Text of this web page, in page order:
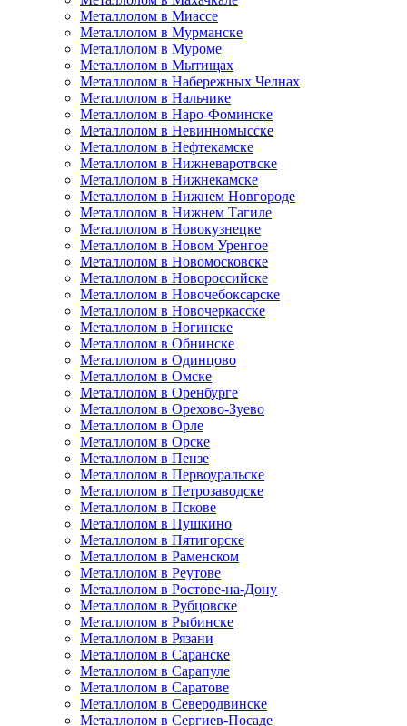
Металлолом в Миассе
Металлолом в Мурманске
Металлолом в Муроме
Металлолом в Мытищах
Металлолом в Набережных Челнах
Металлолом в Нальчике
Металлолом в Наро-Фоминске
Металлолом в Невинномысске
Металлолом в Нефтекамске
Металлолом в Нижневаротвске
Металлолом в Нижнекамске
Металлолом в Нижнем Новгороде
Металлолом в Нижнем Тагиле
Металлолом в Новокузнецке
Металлолом в Новом Уренгое
Металлолом в Новомосковске
Металлолом в Новороссийске
Металлолом в Новочебоксарске
Металлолом в Новочеркасске
Металлолом в Ногинске
Металлолом в Обнинске
Металлолом в Одинцово
Металлолом в Омске
Металлолом в Оренбурге
Металлолом в Орехово-Зуево
Металлолом в Орле
Металлолом в Орске
Металлолом в Пензе
Металлолом в Первоуральске
Металлолом в Петрозаводске
Металлолом в Пскове
Металлолом в Пушкино
Металлолом в Пятигорске
Металлолом в Раменском
Металлолом в Реутове
Металлолом в Ростове-на-Дону
Металлолом в Рубцовске
Металлолом в Рыбинске
Металлолом в Рязани
Металлолом в Саранске
Металлолом в Сарапуле
Металлолом в Саратове
Металлолом в Северодвинске
Металлолом в Сергиев-Посаде